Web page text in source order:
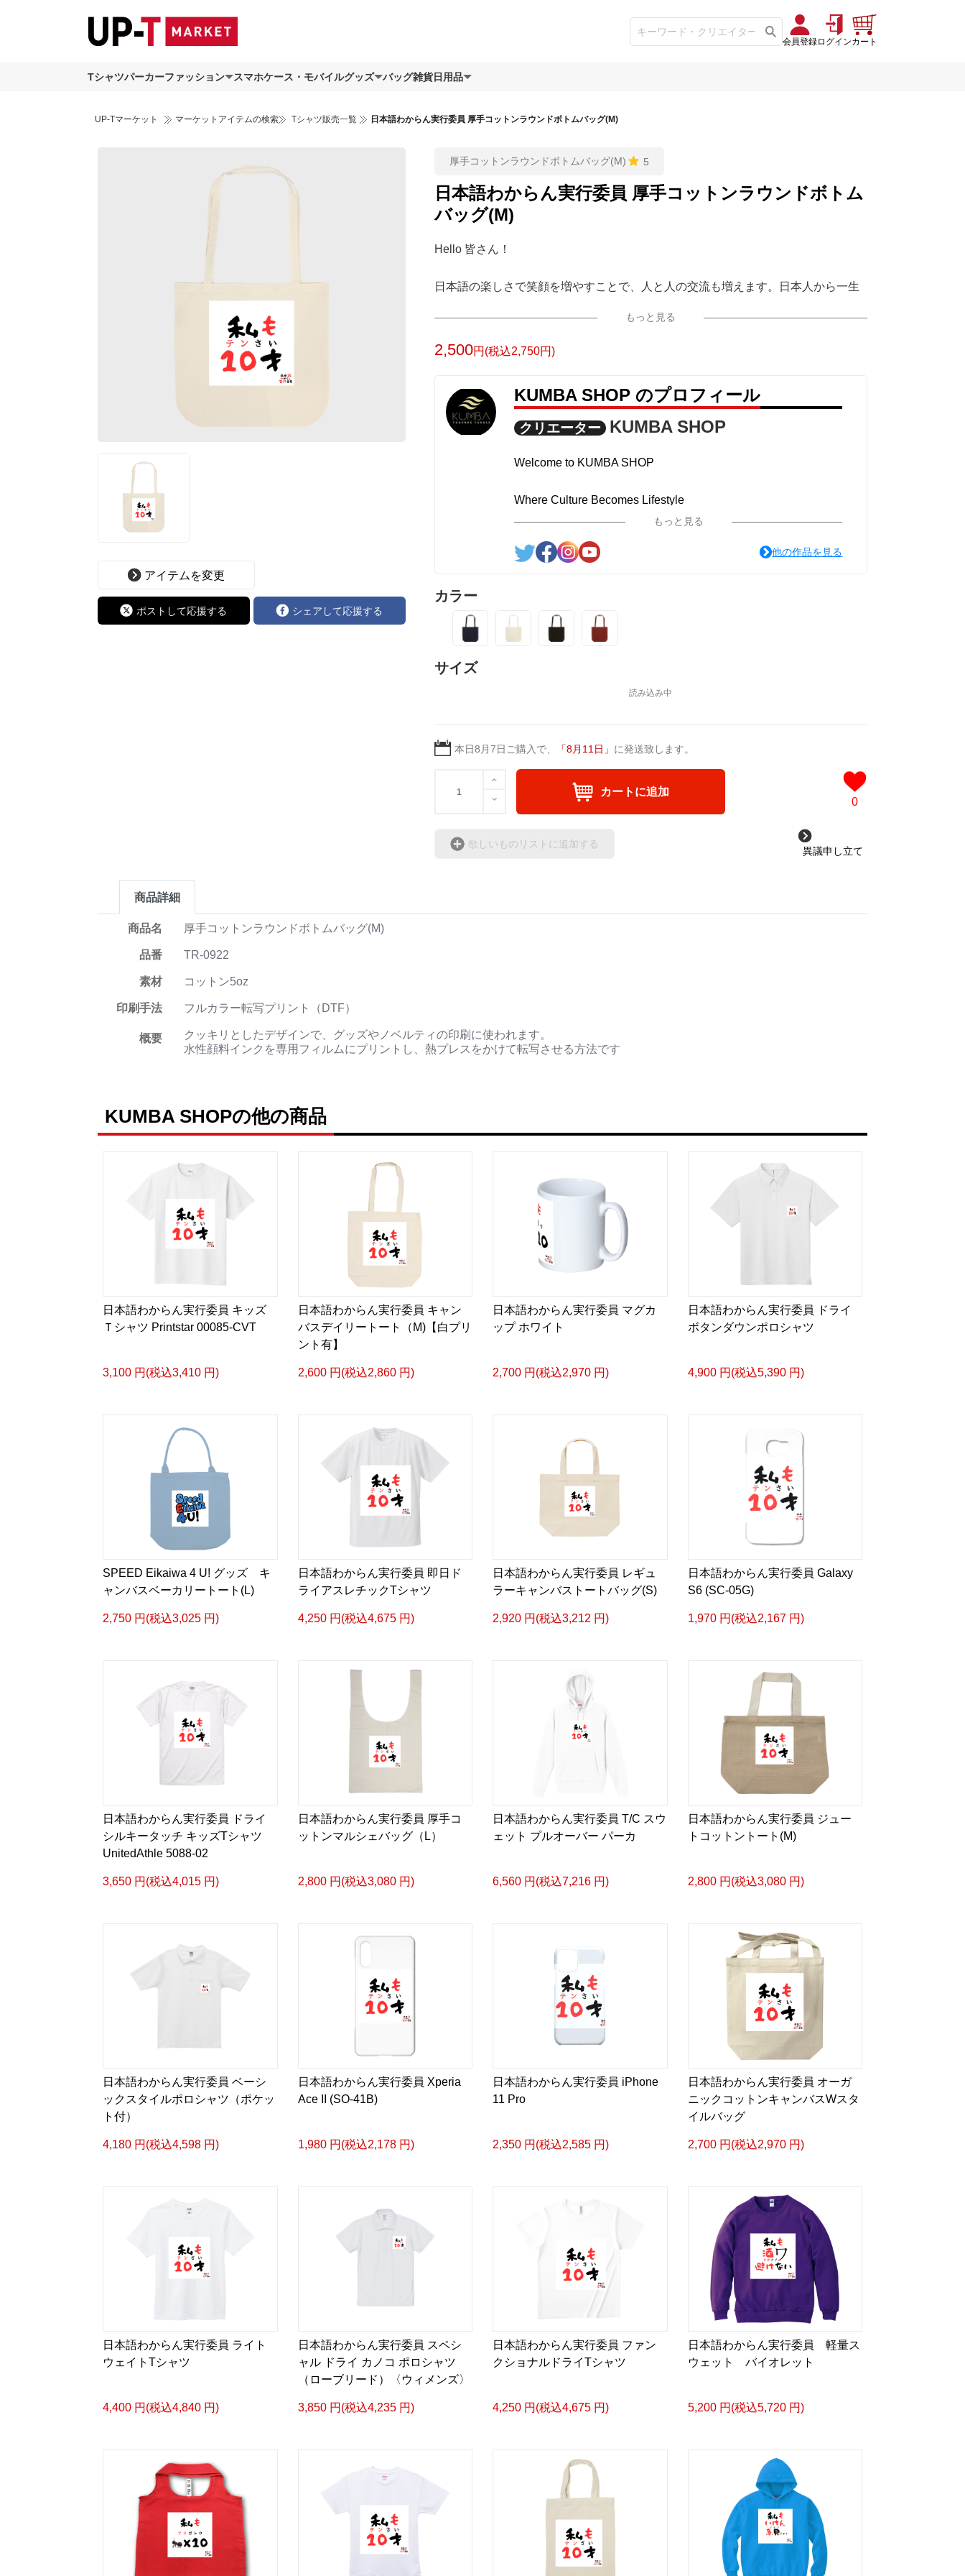
会員登録ログインカート
Tシャツパーカーファッション スマホケース・モバイルグッズ バッグ雑貨日用品
UP-Tマーケット マーケットアイテムの検索 Tシャツ販売一覧 日本語わからん実行委員 厚手コットンラウンドボトムバッグ(M)
アイテムを変更
ポストして応援する シェアして応援する
厚手コットンラウンドボトムバッグ(M) 5
日本語わからん実行委員 厚手コットンラウンドボトム
バッグ(M)
Hello 皆さん！
日本語の楽しさで笑顔を増やすことで、人と人の交流も増えます。日本人から一生
皆で日本語わからん実行委員になりましょう！
もっと見る
2,500円(税込2,750円)
KUMBA SHOP のプロフィール
クリエーター KUMBA SHOP
Welcome to KUMBA SHOP
Where Culture Becomes Lifestyle
at what we wear can inspire conversations, create connections,
and celebrate the diversity that enriches our world.
tion represents a different journey—united by one purpose: bring
① Hello Collection
日本語
人をつなぐ最もシンプルで美しいコミュニケーションです。
One word. Endless possibilities.
A simple “Hello” is often the beginning of something meaningful.
It can spark a conversation, build a friendship, or bridge cultures
that once seemed far apart.
Inspired by the mission of English 4 U!, the Hello Collection cele
brates language, curiosity, and the beauty of human connection.
Designed for those who believe that every encounter has the pot
「わからない」を楽しもう。
言葉を学ぶことは、完璧になることではありません。
間違えたり、笑ったり、また挑戦したり。
す。
デザインに込めたコレクション。
日本人も、日本語を学ぶ人も、一緒に笑顔になれるライフスタ
イルを提案します。
English
Every language learner has experienced that unforgettable mom
Instead of hiding those moments, we celebrate them.
This collection embraces curiosity, humility, and the laughter that
naturally comes with learning a new language.
Because every mistake is another step toward understanding.
③ UCS Terimba Collection
日本語
UCS Terimbaは、ウガンダの雄大な自然、豊かな文化、そして
世界に誇るスペシャルティコーヒーから生まれたプレミアムラ
イフスタイルブランドです。
一杯のコーヒーには、生産者の想い、土地の個性、そして人と
人をつなぐ物語があります。
その物語を、日常のスタイルとして表現したのがUCS Terimba
Collectionです。
自然栽培によるウガンダ産コーヒーの哲学を受け継ぎ、サステ
コーヒーを愛する人へ。
旅を愛する人へ。
世界をもっと知りたい人へ。
もっと見る
他の作品を見る
カラー
サイズ
本日8月7日 ご購入で、 「8月11日 」 に発送致します。
カートに追加
0
欲しいものリストに追加する
異議申し立て
商品詳細
商品名 厚手コットンラウンドボトムバッグ(M)
品番 TR-0922
素材 コットン5oz
印刷手法 フルカラー転写プリント（DTF）
概要
クッキリとしたデザインで、グッズやノベルティの印刷に使われます。
水性顔料インクを専用フィルムにプリントし、熱プレスをかけて転写させる方法です
KUMBA SHOPの他の商品
日本語わからん実行委員 キッズ
Ｔシャツ Printstar 00085-CVT
3,100 円(税込3,410 円)
日本語わからん実行委員 キャン
バスデイリートート（M)【白プリ
ント有】
2,600 円(税込2,860 円)
日本語わからん実行委員 マグカ
ップ ホワイト
2,700 円(税込2,970 円)
日本語わからん実行委員 ドライ
ボタンダウンポロシャツ
4,900 円(税込5,390 円)
SPEED Eikaiwa 4 U! グッズ キ
ャンバスベーカリートート(L)
2,750 円(税込3,025 円)
日本語わからん実行委員 即日ド
ライアスレチックTシャツ
4,250 円(税込4,675 円)
日本語わからん実行委員 レギュ
ラーキャンバストートバッグ(S)
2,920 円(税込3,212 円)
日本語わからん実行委員 Galaxy
S6 (SC-05G)
1,970 円(税込2,167 円)
日本語わからん実行委員 ドライ
シルキータッチ キッズTシャツ
UnitedAthle 5088-02
3,650 円(税込4,015 円)
日本語わからん実行委員 厚手コ
ットンマルシェバッグ（L）
2,800 円(税込3,080 円)
日本語わからん実行委員 T/C スウ
ェット プルオーバー パーカ
6,560 円(税込7,216 円)
日本語わからん実行委員 ジュー
トコットントート(M)
2,800 円(税込3,080 円)
日本語わからん実行委員 ベーシ
ックスタイルポロシャツ（ポケッ
ト付）
4,180 円(税込4,598 円)
日本語わからん実行委員 Xperia
Ace II (SO-41B)
1,980 円(税込2,178 円)
日本語わからん実行委員 iPhone
11 Pro
2,350 円(税込2,585 円)
日本語わからん実行委員 オーガ
ニックコットンキャンバスWスタ
イルバッグ
2,700 円(税込2,970 円)
日本語わからん実行委員 ライト
ウェイトTシャツ
4,400 円(税込4,840 円)
日本語わからん実行委員 スペシ
ャル ドライ カノコ ポロシャツ
（ローブリード）〈ウィメンズ〉
3,850 円(税込4,235 円)
日本語わからん実行委員 ファン
クショナルドライTシャツ
4,250 円(税込4,675 円)
日本語わからん実行委員 軽量ス
ウェット バイオレット
5,200 円(税込5,720 円)